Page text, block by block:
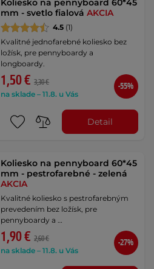
Koliesko na pennyboard 60*45
mm - svetlo fialováAKCIA
4.5 (1)
Kvalitné jednofarebné koliesko bez
ložísk, pre pennyboardy a
longboardy.
1,50 € 3,30 €
na sklade – 11.8. u Vás
-55%
Detail
Koliesko na pennyboard 60*45
mm - pestrofarebné - zelená
AKCIA
Kvalitné koliesko s pestrofarebným
prevedením bez ložísk, pre
pennyboardy a …
1,90 € 2,60 €
na sklade – 11.8. u Vás
-27%